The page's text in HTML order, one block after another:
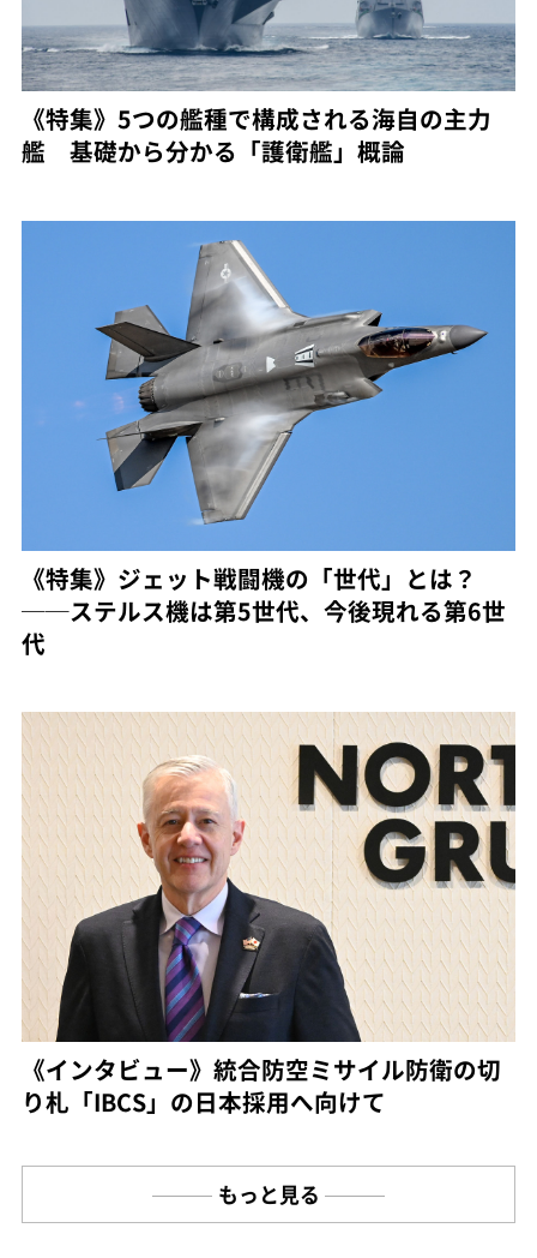
《特集》5つの艦種で構成される海自の主力
艦 基礎から分かる「護衛艦」概論
《特集》ジェット戦闘機の「世代」とは？
──ステルス機は第5世代、今後現れる第6世
代
《インタビュー》統合防空ミサイル防衛の切
り札「IBCS」の日本採用へ向けて
もっと見る